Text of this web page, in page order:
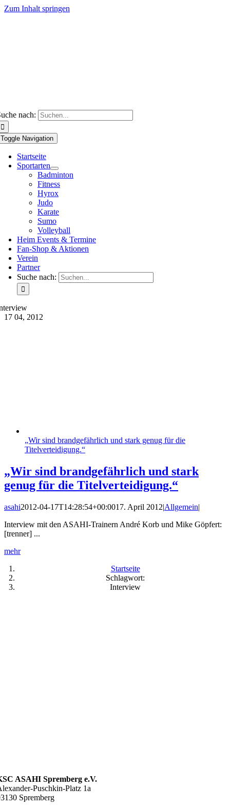
Zum Inhalt springen
nach:
Toggle Navigation
Startseite
Sportarten
Badminton
Fitness
Hyrox
Judo
Karate
Sumo
Volleyball
Heim Events & Termine
Fan-Shop & Aktionen
Verein
Partner
Suche nach:
17 04, 2012
„Wir sind brandgefährlich und stark genug für die
Titelverteidigung.“
„Wir sind brandgefährlich und stark
genug für die Titelverteidigung.“
asahi2012-04-17T14:28:54+00:0017. April 2012|Allgemein|
Interview mit den ASAHI-Trainern André Korb und Mike Göpfert:
[trenner] ...
mehr
Startseite
Schlagwort:
Interview
ASAHI Spremberg e.V.
Puschkin-Platz 1a
Spremberg